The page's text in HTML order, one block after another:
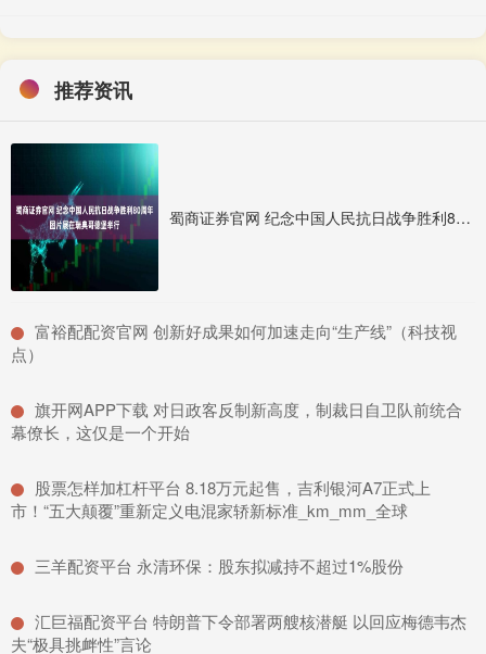
推荐资讯
蜀商证券官网 纪念中国人民抗日战争胜利80周年图片展在瑞典哥德堡举行
​富裕配配资官网 创新好成果如何加速走向“生产线”（科技视
点）
​旗开网APP下载 对日政客反制新高度，制裁日自卫队前统合
幕僚长，这仅是一个开始
​股票怎样加杠杆平台 8.18万元起售，吉利银河A7正式上
市！“五大颠覆”重新定义电混家轿新标准_km_mm_全球
​三羊配资平台 永清环保：股东拟减持不超过1%股份
​汇巨福配资平台 特朗普下令部署两艘核潜艇 以回应梅德韦杰
夫“极具挑衅性”言论